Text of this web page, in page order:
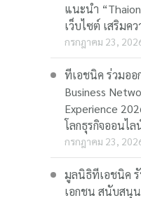
แนะนำ
เว็บไซต์ เสริมค
กรกฎาคม 23,
ทีเอชนิค ร่วมออ
Business
Experience
โลกธุรกิจออนไล
กรกฎาคม 23,
มูลนิธิทีเอชนิค
เอกชน สนับสนุ